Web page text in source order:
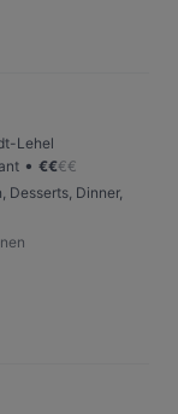
Lehel
• €€€€
Desserts, Dinner,